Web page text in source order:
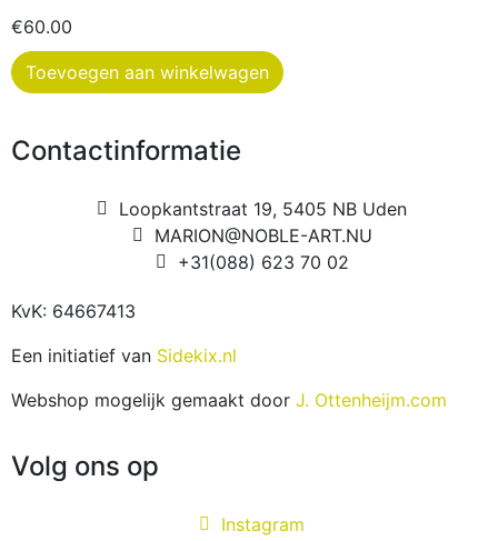
€60.00
Toevoegen aan winkelwagen
Contactinformatie
Loopkantstraat 19, 5405 NB Uden
MARION@NOBLE-ART.NU
+31(088) 623 70 02
KvK: 64667413
Een initiatief van Sidekix.nl
Webshop mogelijk gemaakt door J. Ottenheijm.com
Volg ons op
Instagram